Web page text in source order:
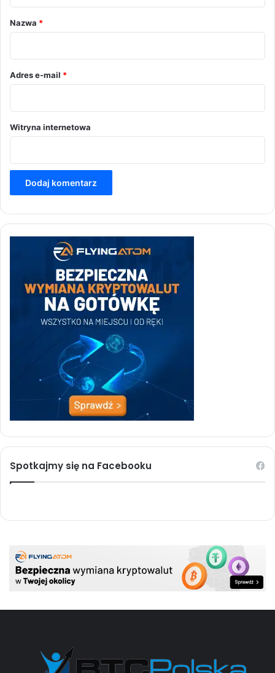
r
*
Nazwa *
Adres e-mail *
Witryna internetowa
Spotkajmy się na Facebooku